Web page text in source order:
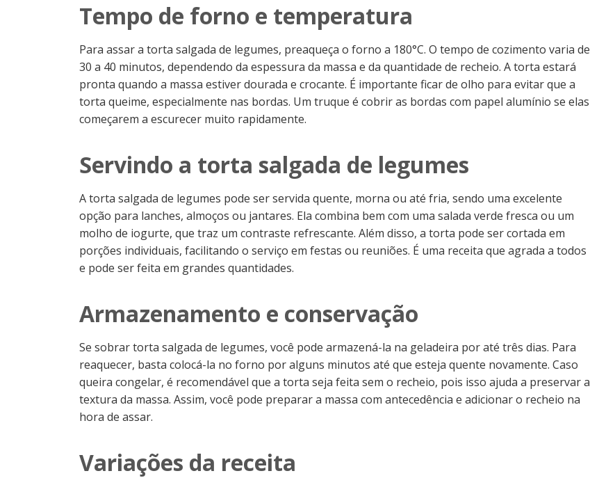
Tempo de forno e temperatura
Para assar a torta salgada de legumes, preaqueça o forno a 180°C. O tempo de cozimento varia de
30 a 40 minutos, dependendo da espessura da massa e da quantidade de recheio. A torta estará
pronta quando a massa estiver dourada e crocante. É importante ficar de olho para evitar que a
torta queime, especialmente nas bordas. Um truque é cobrir as bordas com papel alumínio se elas
começarem a escurecer muito rapidamente.
Servindo a torta salgada de legumes
A torta salgada de legumes pode ser servida quente, morna ou até fria, sendo uma excelente
opção para lanches, almoços ou jantares. Ela combina bem com uma salada verde fresca ou um
molho de iogurte, que traz um contraste refrescante. Além disso, a torta pode ser cortada em
porções individuais, facilitando o serviço em festas ou reuniões. É uma receita que agrada a todos
e pode ser feita em grandes quantidades.
Armazenamento e conservação
Se sobrar torta salgada de legumes, você pode armazená-la na geladeira por até três dias. Para
reaquecer, basta colocá-la no forno por alguns minutos até que esteja quente novamente. Caso
queira congelar, é recomendável que a torta seja feita sem o recheio, pois isso ajuda a preservar a
textura da massa. Assim, você pode preparar a massa com antecedência e adicionar o recheio na
hora de assar.
Variações da receita